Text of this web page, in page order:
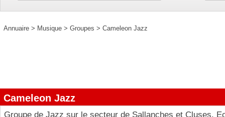
Annuaire > Musique > Groupes > Cameleon Jazz
Cameleon Jazz
Groupe de Jazz sur le secteur de Sallanches et Cluses.